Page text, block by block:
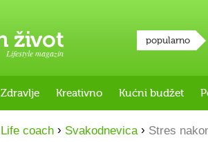
Lifestyle magazin
popularno
Zdravlje Kreativno Kućni budžet
Life coach › Svakodnevica › Stres